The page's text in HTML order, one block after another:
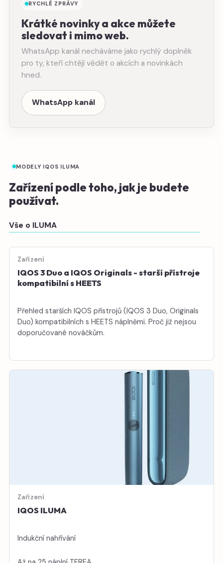
RYCHLÉ ZPRÁVY
Krátké novinky a akce můžete
sledovat i mimo web.
WhatsApp kanál necháváme jako rychlý doplněk
pro ty, kteří chtějí vědět o akcích a novinkách
hned.
WhatsApp kanál
MODELY IQOS ILUMA
Zařízení podle toho, jak je budete
používat.
Vše o ILUMA
Zařízení
IQOS 3 Duo a IQOS Originals - starší přístroje
kompatibilní s HEETS
Přehled starších IQOS přístrojů (IQOS 3 Duo, Originals
Duo) kompatibilních s HEETS náplněmi. Proč již nejsou
doporučované nováčkům.
Zařízení
IQOS ILUMA
Indukční nahřívání